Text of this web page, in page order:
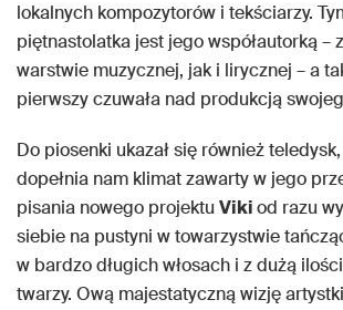
lokalnych kompozytorów i tekściarzy.
piętnastolatka jest jego współautorką –
warstwie muzycznej, jak i lirycznej – a
pierwszy czuwała nad produkcją
Do piosenki ukazał się również
dopełnia nam klimat zawarty w jego
pisania nowego projektu Vikiod razu
siebie na pustyni w towarzystwie
w bardzo długich włosach i z dużą
twarzy. Ową majestatyczną wizję artystki